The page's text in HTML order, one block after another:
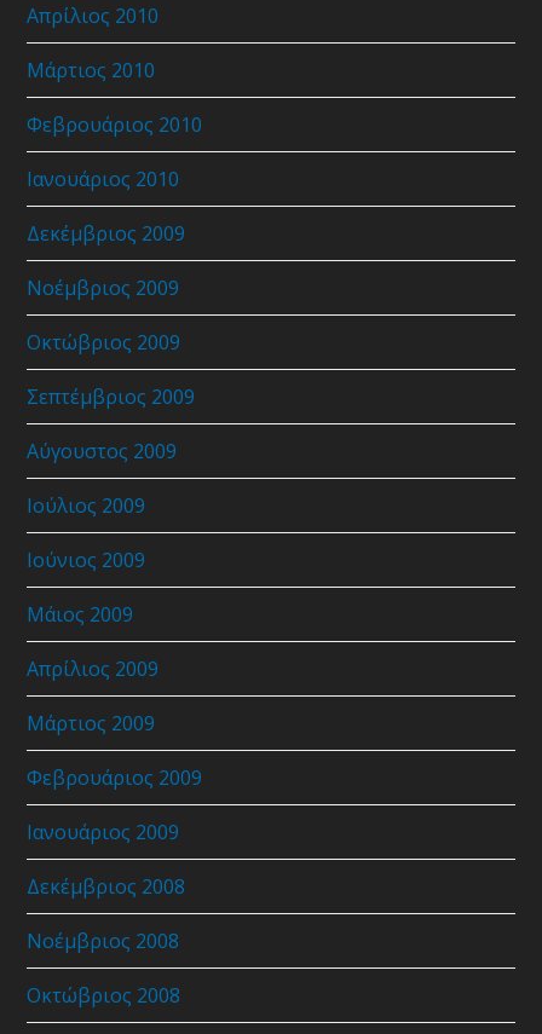
Απρίλιος 2010
Μάρτιος 2010
Φεβρουάριος 2010
Ιανουάριος 2010
Δεκέμβριος 2009
Νοέμβριος 2009
Οκτώβριος 2009
Σεπτέμβριος 2009
Αύγουστος 2009
Ιούλιος 2009
Ιούνιος 2009
Μάιος 2009
Απρίλιος 2009
Μάρτιος 2009
Φεβρουάριος 2009
Ιανουάριος 2009
Δεκέμβριος 2008
Νοέμβριος 2008
Οκτώβριος 2008